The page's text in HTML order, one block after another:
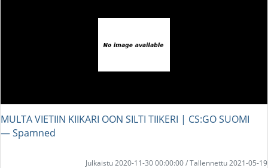
MULTA VIETIIN KIIKARI OON SILTI TIIKERI | CS:GO SUOMI
― Spamned
Julkaistu 2020-11-30 00:00:00 / Tallennettu 2021-05-19